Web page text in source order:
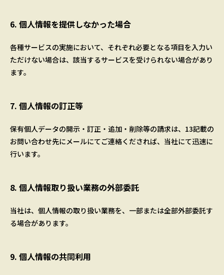
6. 個人情報を提供しなかった場合
各種サービスの実施において、それぞれ必要となる項目を入力い
ただけない場合は、該当するサービスを受けられない場合があり
ます。
7. 個人情報の訂正等
保有個人データの開示・訂正・追加・削除等の請求は、13記載の
お問い合わせ先にメールにてご連絡くだされば、当社にて迅速に
行います。
8. 個人情報取り扱い業務の外部委託
当社は、個人情報の取り扱い業務を、一部または全部外部委託す
る場合があります。
9. 個人情報の共同利用